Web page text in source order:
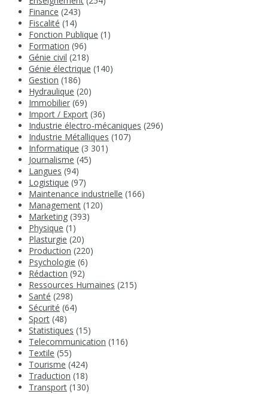
Finance (243)
Fiscalité (14)
Fonction Publique (1)
Formation (96)
Génie civil (218)
Génie électrique (140)
Gestion (186)
Hydraulique (20)
Immobilier (69)
Import / Export (36)
Industrie électro-mécaniques (296)
Industrie Métalliques (107)
Informatique (3 301)
Journalisme (45)
Langues (94)
Logistique (97)
Maintenance industrielle (166)
Management (120)
Marketing (393)
Physique (1)
Plasturgie (20)
Production (220)
Psychologie (6)
Rédaction (92)
Ressources Humaines (215)
Santé (298)
Sécurité (64)
Sport (48)
Statistiques (15)
Telecommunication (116)
Textile (55)
Tourisme (424)
Traduction (18)
Transport (130)